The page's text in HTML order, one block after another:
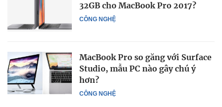
CÔNG NGHỆ
32GB cho MacBook Pro 2017?
CÔNG NGHỆ
MacBook Pro so găng với Surface
Studio, mẫu PC nào gây chú ý
hơn?